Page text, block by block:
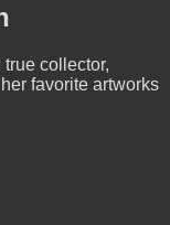
collector,
favorite artworks